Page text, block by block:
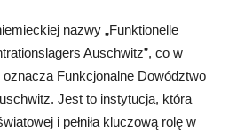
nazwy „Funktionelle
Auschwitz”, co w
Funkcjonalne Dowództwo
Jest to instytucja, która
i pełniła kluczową rolę w